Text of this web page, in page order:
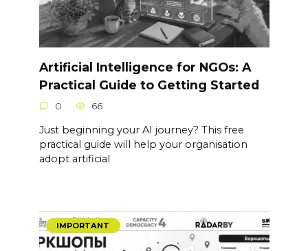
Artificial Intelligence for NGOs: A
Practical Guide to Getting Started
0 66
Just beginning your AI journey? This free
practical guide will help your organisation
adopt artificial
IMPORTANT